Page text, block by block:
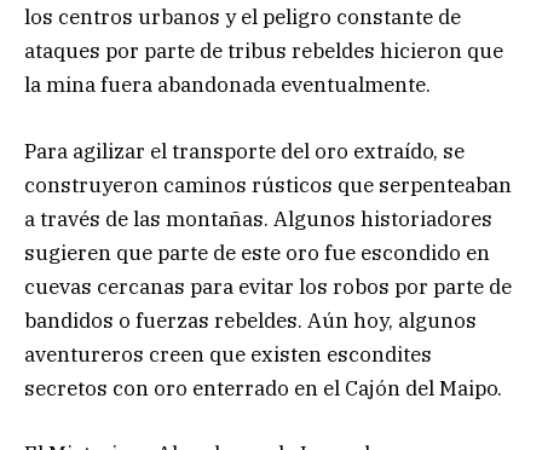
los centros urbanos y el peligro constante de
ataques por parte de tribus rebeldes hicieron que
la mina fuera abandonada eventualmente.
Para agilizar el transporte del oro extraído, se
construyeron caminos rústicos que serpenteaban
a través de las montañas. Algunos historiadores
sugieren que parte de este oro fue escondido en
cuevas cercanas para evitar los robos por parte de
bandidos o fuerzas rebeldes. Aún hoy, algunos
aventureros creen que existen escondites
secretos con oro enterrado en el Cajón del Maipo.